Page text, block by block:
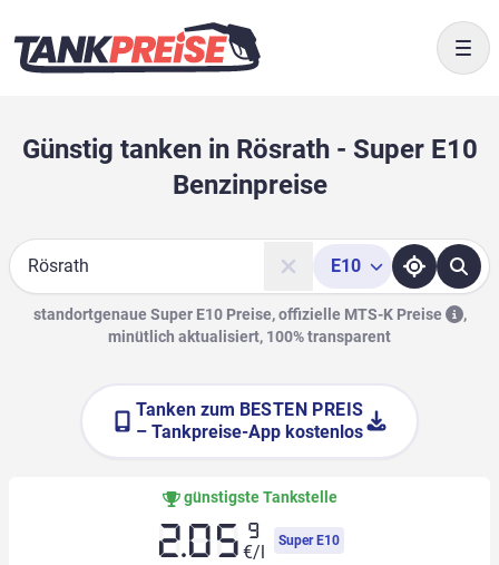
Günstig tanken in Rösrath - Super E10
Benzinpreise
Suche
E10
standortgenaue Super E10 Preise, offizielle MTS-K Preise
,
minütlich aktualisiert, 100% transparent
Tanken zum BESTEN PREIS
– Tankpreise-App kostenlos
günstigste Tankstelle
2.05 9
€/l
Super E10